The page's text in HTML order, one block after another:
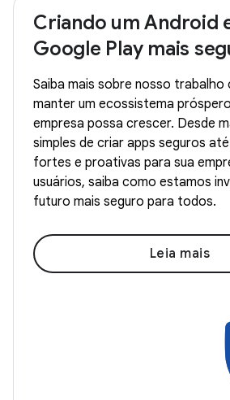
Criando um Android
Google Play mais
Saiba mais sobre nosso trabalho
manter um ecossistema
empresa possa crescer. Desde
simples de criar apps seguros
fortes e proativas para sua
usuários, saiba como estamos
futuro mais seguro para todos.
Leia mais